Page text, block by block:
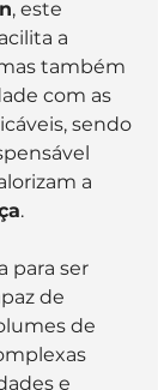
, este
a
também
com as
sendo
a
.
para ser
de
de
e